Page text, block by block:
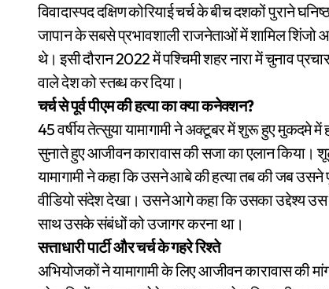
विवादास्पद दक्षिण कोरियाई चर्च के बीच दशकों पुराने
जापान के सबसे प्रभावशाली राजनेताओं में शामिल शिंजो
थे। इसी दौरान 2022 में पश्चिमी शहर नारा में चुनाव
वाले देश को स्तब्ध कर दिया।
चर्च से पूर्व पीएम की हत्या का क्या कनेक्शन?
45 वर्षीय तेत्सुया यामागामी ने अक्टूबर में शुरू हुए मुकदमे
सुनाते हुए आजीवन कारावास की सजा का एलान किया।
यामागामी ने कहा कि उसने आबे की हत्या तब की जब
वीडियो संदेश देखा। उसने आगे कहा कि उसका उद्देश्य
साथ उसके संबंधों को उजागर करना था।
सत्ताधारी पार्टी और चर्च के गहरे रिश्ते
अभियोजकों ने यामागामी के लिए आजीवन कारावास की